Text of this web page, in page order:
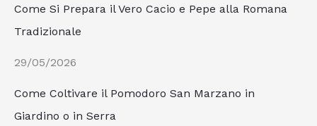
Come Si Prepara il Vero Cacio e Pepe alla Romana
Tradizionale
29/05/2026
Come Coltivare il Pomodoro San Marzano in
Giardino o in Serra